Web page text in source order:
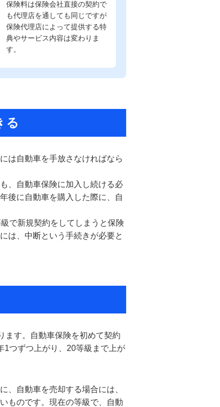
保険料は保険会社直接の契約で
も代理店を通しても同じですが
保険代理店によって提供する特
典やサービス内容は変わりま
す。
る
は自動車を手放さなければなら
、自動車保険に加入し続ける必
後に自動車を購入した際に、自
で新規契約をしてしまうと保険
は、中断という手続きが必要と
ます。自動車保険を初めて契約
1つずつ上がり、20等級まで上が
、自動車を売却する場合には、
ものです。現在の等級で、自動